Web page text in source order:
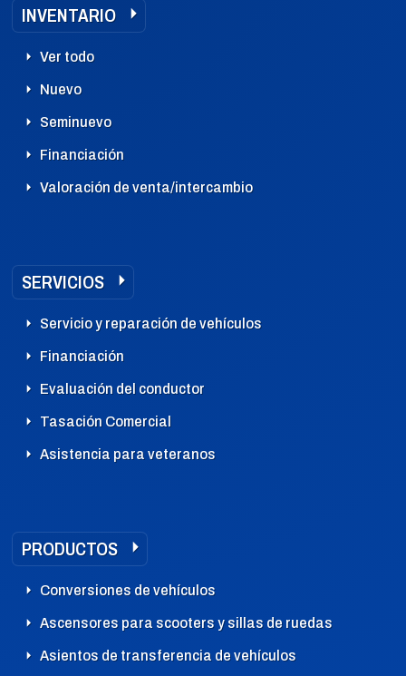
INVENTARIO
Ver todo
Nuevo
Seminuevo
Financiación
Valoración de venta/intercambio
SERVICIOS
Servicio y reparación de vehículos
Financiación
Evaluación del conductor
Tasación Comercial
Asistencia para veteranos
PRODUCTOS
Conversiones de vehículos
Ascensores para scooters y sillas de ruedas
Asientos de transferencia de vehículos